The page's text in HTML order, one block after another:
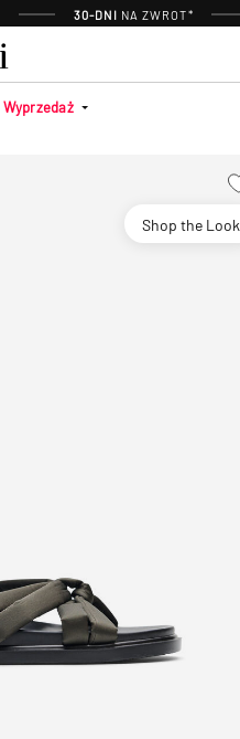
30-DNI NA ZWROT*
Wyprzedaż
Shop the Look